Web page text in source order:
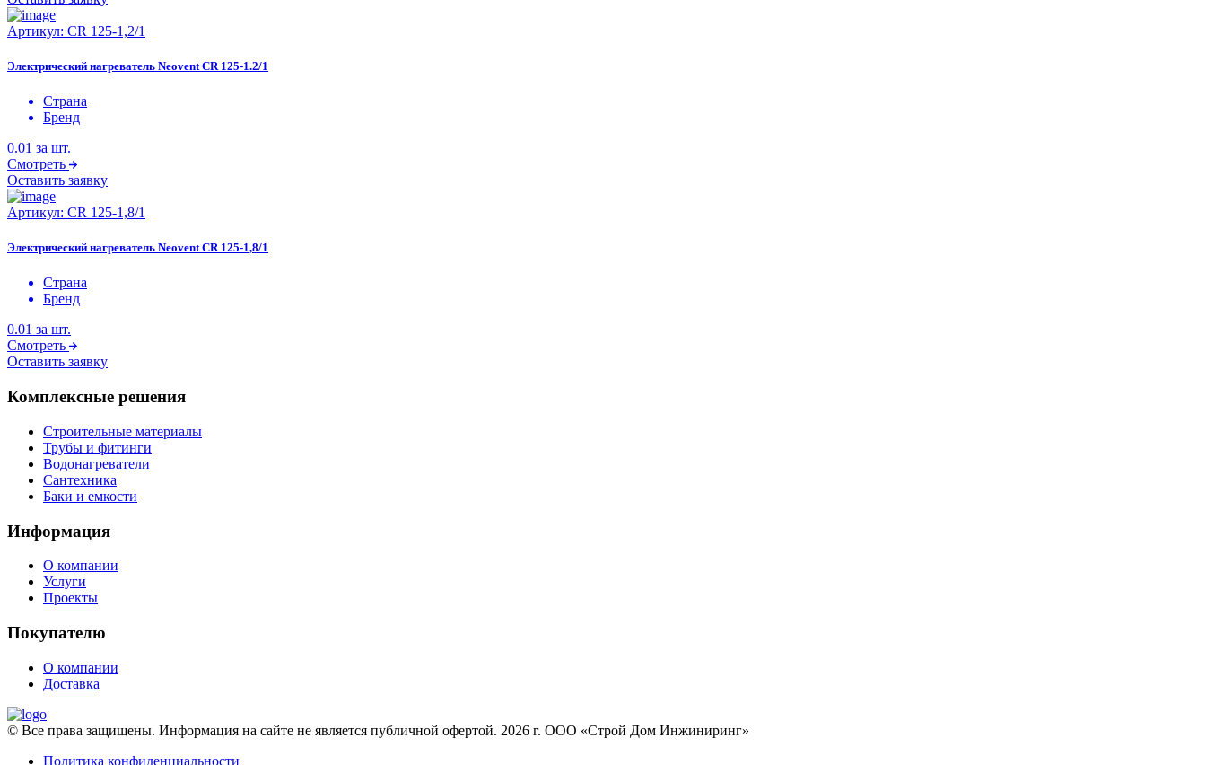
Артикул: CR 125-1,2/1
Электрический нагреватель Neovent CR 125-1.2/1
Страна
Бренд
0.01 за шт.
Смотреть
Оставить заявку
Артикул: CR 125-1,8/1
Электрический нагреватель Neovent CR 125-1,8/1
Страна
Бренд
0.01 за шт.
Смотреть
Оставить заявку
Комплексные решения
Строительные материалы
Трубы и фитинги
Водонагреватели
Сантехника
Баки и емкости
Информация
О компании
Услуги
Проекты
Покупателю
О компании
Доставка
© Все права защищены. Информация на сайте не является публичной офертой. 2026 г. ООО «Строй Дом Инжиниринг»
Политика конфиденциальности